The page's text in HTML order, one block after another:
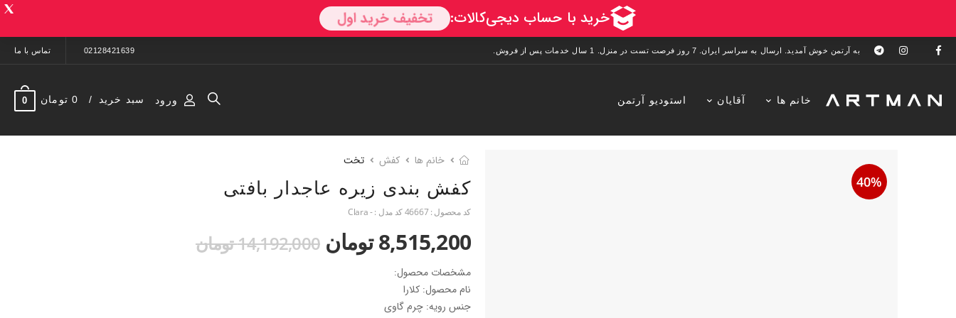
به آرتمن خوش آمدید. ارسال به سراسر ایران. 7 روز فرصت تست در منزل. 1 سال خدمات پس از فروش. 02128421639 تماس با ما
خانم ها آقایان استودیو آرتمن ورود سبد خرید 0 تومان 0
40%
خانم ها کفش تخت
کفش بندی زیره عاجدار بافتی
کد محصول :46667کد مدل :- Clara
8,515,200 تومان 14,192,000 تومان
مشخصات محصول:
نام محصول: کلارا
جنس رویه: چرم گاوی